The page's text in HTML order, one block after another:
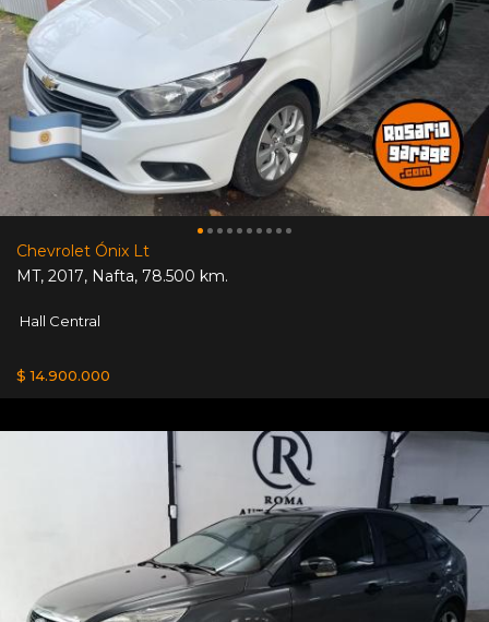
Chevrolet Ónix Lt
MT, 2017, Nafta, 78.500 km.
Hall Central
$ 14.900.000